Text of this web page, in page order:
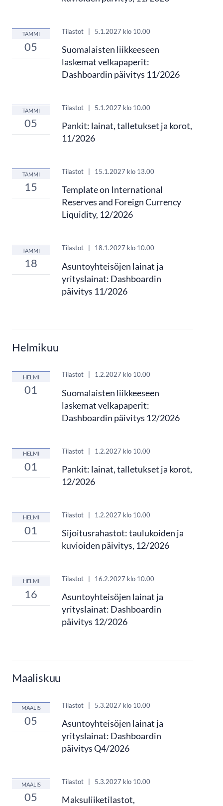
TAMMI
05
Tilastot 5.1.2027 klo 10.00
Suomalaisten liikkeeseen
laskemat velkapaperit:
Dashboardin päivitys 11/2026
TAMMI
05
Tilastot 5.1.2027 klo 10.00
Pankit: lainat, talletukset ja korot,
11/2026
TAMMI
15
Tilastot 15.1.2027 klo 13.00
Template on International
Reserves and Foreign Currency
Liquidity, 12/2026
TAMMI
18
Tilastot 18.1.2027 klo 10.00
Asuntoyhteisöjen lainat ja
yrityslainat: Dashboardin
päivitys 11/2026
Helmikuu
HELMI
01
Tilastot 1.2.2027 klo 10.00
Suomalaisten liikkeeseen
laskemat velkapaperit:
Dashboardin päivitys 12/2026
HELMI
01
Tilastot | 1.2.2027 klo 10.00
Pankit: lainat, talletukset ja korot,
12/2026
HELMI
01
Tilastot 1.2.2027 klo 10.00
Sijoitusrahastot: taulukoiden ja
kuvioiden päivitys, 12/2026
HELMI
16
Tilastot 16.2.2027 klo 10.00
Asuntoyhteisöjen lainat ja
yrityslainat: Dashboardin
päivitys 12/2026
Maaliskuu
MAALIS
05
Tilastot 5.3.2027 klo 10.00
Asuntoyhteisöjen lainat ja
yrityslainat: Dashboardin
päivitys Q4/2026
MAALIS
05
Tilastot 5.3.2027 klo 10.00
Maksuliiketilastot,